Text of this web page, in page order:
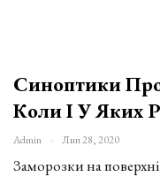
Синоптики
Коли І У Яких
Admin Лип 28, 2020
Заморозки на